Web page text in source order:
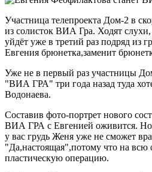
Участница телепроекта Дом-2 в
из солисток ВИА Гра. Ходят
уйдёт уже в третий раз подряд из
Евгения брюнетка,заменит
Уже не в первый раз участницы
"ВИА ГРА" три года назад туда
Водонаева.
Составив фото-портрет нового
ВИА ГРА с Евгенией оживится. Но
у вас грудь Женя уже не сможет
"Да,настоящая",потому что на всю
пластическую операцию.